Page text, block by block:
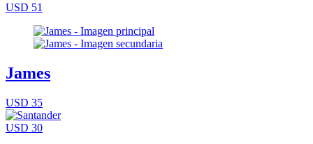
USD 51
James
USD 35
USD 30